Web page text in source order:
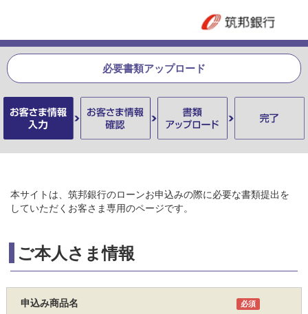
必要書類アップロード
本サイトは、筑邦銀行のローンお申込みの際に必要な書類提出を
していただくお客さま専用のページです。
ご本人さま情報
申込み商品名 必須